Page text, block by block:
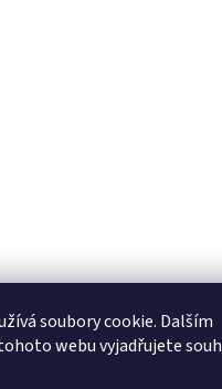
soubory cookie. Dalším
webu vyjadřujete
NajduZboží.cz